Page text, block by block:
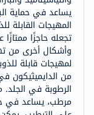
يساعد في حماية
المهيجات القابلة
تجعله حاجزًا
وأشكال أخرى من
لمهيجات قابلة
من الدايميثيكون
الرطوبة في
مرطب، يساعد في